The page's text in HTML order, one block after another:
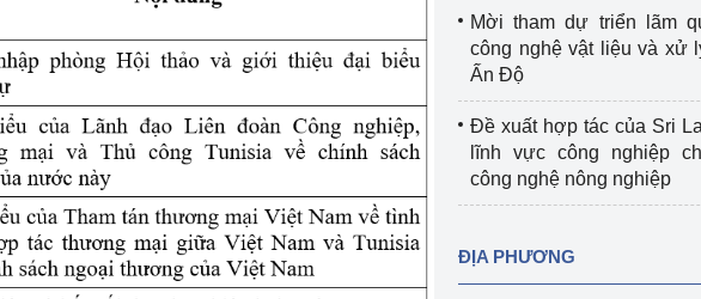
Bảo vệ môi trường Video bảo vệ môi trường
Văn bản về môi trường
Bảo vệ nền tảng tư tưởng của Đảng
Doanh nghiệp - Người dân
Xúc tiến thương mại
Khu vực miền Trung
Khu vực miền Nam
Thị trường nước ngoàiHiệp định EVFTA
Thị trường châu Á – châu Phi
Thị trường trong nước
Mời tham dự triển lãm
công nghệ vật liệu và xử
Ấn Độ
Đề xuất hợp tác của Sri
lĩnh vực công nghiệp
công nghệ nông nghiệp
ĐỊA PHƯƠNG